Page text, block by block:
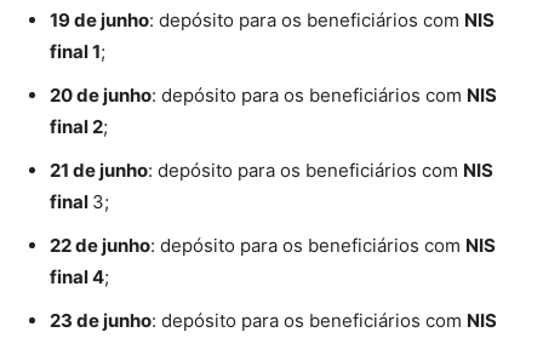
19 de junho: depósito para os beneficiários com NIS
final 1;
20 de junho: depósito para os beneficiários com NIS
final 2;
21 de junho: depósito para os beneficiários com NIS
final 3;
22 de junho: depósito para os beneficiários com NIS
final 4;
23 de junho: depósito para os beneficiários com NIS